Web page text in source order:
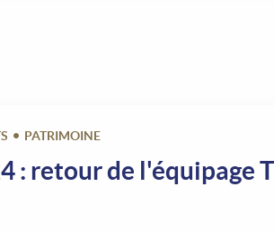
PATRIMOINE
: retour de l'équipage